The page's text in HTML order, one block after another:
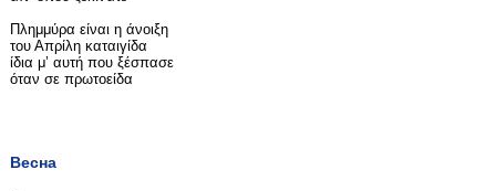
Πλημμύρα είναι η άνοιξη
του Απρίλη καταιγίδα
ίδια μ’ αυτή που ξέσπασε
όταν σε πρωτοείδα
Весна